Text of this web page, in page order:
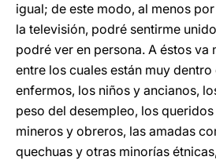
igual; de este modo, al menos
la televisión, podré sentirme
podré ver en persona. A éstos va
entre los cuales están muy
enfermos, los niños y ancianos,
peso del desempleo, los
mineros y obreros, las amadas
quechuas y otras minorías